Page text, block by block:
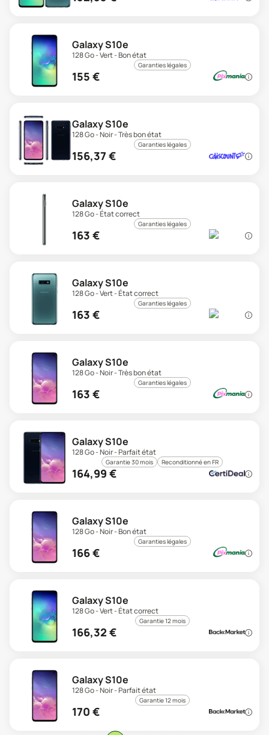
Galaxy S10e
128 Go - Vert - Bon état
Garanties légales
155 €
Galaxy S10e
128 Go - Noir - Très bon état
Garanties légales
156,37 €
Galaxy S10e
128 Go - État correct
Garanties légales
163 €
Galaxy S10e
128 Go - Vert - État correct
Garanties légales
163 €
Galaxy S10e
128 Go - Noir - Très bon état
Garanties légales
163 €
Galaxy S10e
128 Go - Noir - Parfait état
Garantie 30 mois Reconditionné en FR
164,99 €
Galaxy S10e
128 Go - Noir - Bon état
Garanties légales
166€
Galaxy S10e
128 Go - Vert - État correct
Garantie 12 mois
166,32 €
Galaxy S10e
128 Go - Noir - Parfait état
Garantie 12 mois
170 €